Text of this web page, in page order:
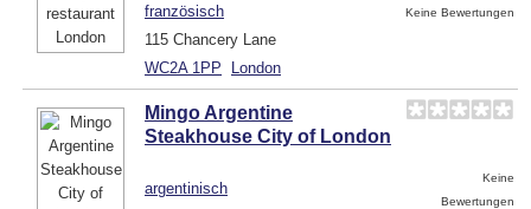
französisch Keine Bewertungen
115 Chancery Lane
WC2A 1PP
London
Mingo Argentine
Steakhouse City of London
argentinisch
Keine
Bewertungen